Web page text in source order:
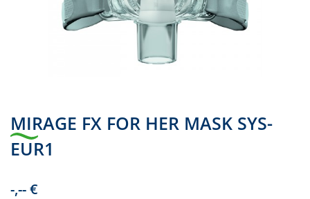
MIRAGE FX FOR HER MASK SYS-
EUR1
-,-- €